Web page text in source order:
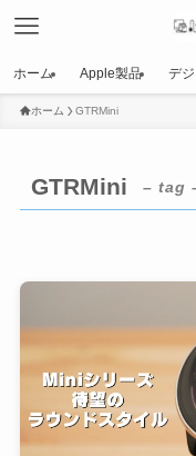
ホーム Apple製品 デ
ホーム GTRMini
GTRMini – tag